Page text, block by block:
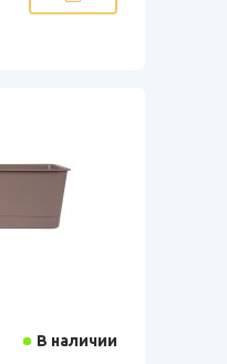
В наличии